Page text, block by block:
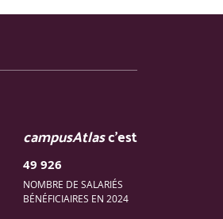
campusAtlasc'est
49 926
NOMBRE DE SALARIÉS
BÉNÉFICIAIRES EN 2024